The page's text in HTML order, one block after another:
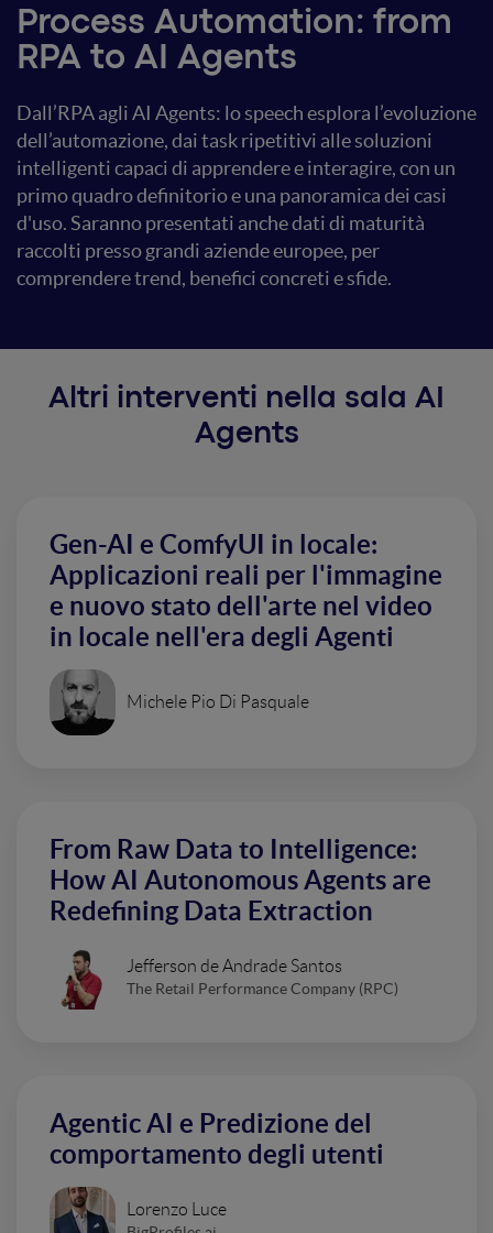
Process Automation: from
RPA to AI Agents
Dall’RPA agli AI Agents: lo speech esplora l’evoluzione
dell’automazione, dai task ripetitivi alle soluzioni
intelligenti capaci di apprendere e interagire, con un
primo quadro definitorio e una panoramica dei casi
d'uso. Saranno presentati anche dati di maturità
raccolti presso grandi aziende europee, per
comprendere trend, benefici concreti e sfide.
Altri interventi nella sala AI
Agents
Gen-AI e ComfyUI in locale:
Applicazioni reali per l'immagine
e nuovo stato dell'arte nel video
in locale nell'era degli Agenti
Michele Pio Di Pasquale
From Raw Data to Intelligence:
How AI Autonomous Agents are
Redefining Data Extraction
Jefferson de Andrade Santos
The Retail Performance Company (RPC)
Agentic AI e Predizione del
comportamento degli utenti
Lorenzo Luce